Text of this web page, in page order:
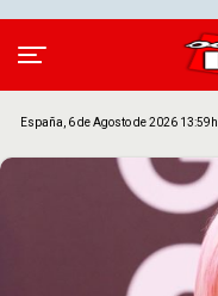
España, 6 de Agosto de 2026 13:59h